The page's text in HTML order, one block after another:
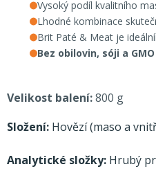
Vysoký podíl kvalitního
Lhodné kombinace
Brit Paté & Meat je
Bez obilovin, sóji a GMO
Velikost balení:800 g
Složení: Hovězí (maso a
Analytické složky: Hrubý